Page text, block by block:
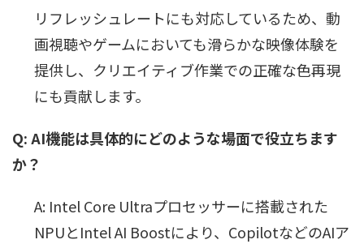
リフレッシュレートにも対応しているため、動
画視聴やゲームにおいても滑らかな映像体験を
提供し、クリエイティブ作業での正確な色再現
にも貢献します。
Q: AI機能は具体的にどのような場面で役立ちます
か？
A: Intel Core Ultraプロセッサーに搭載された
NPUとIntel AI Boostにより、CopilotなどのAIア